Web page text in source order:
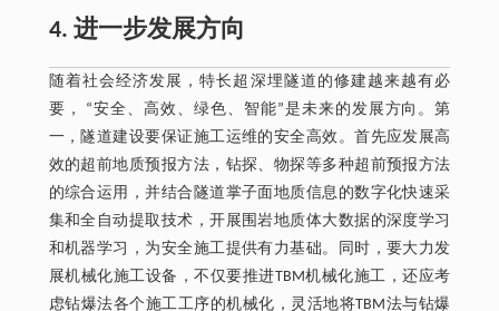
4. 进一步发展方向
随着社会经济发展，特长超深埋隧道的修建越来越有必
要， “安全、高效、绿色、智能”是未来的发展方向。第
一，隧道建设要保证施工运维的安全高效。首先应发展高
效的超前地质预报方法，钻探、物探等多种超前预报方法
的综合运用，并结合隧道掌子面地质信息的数字化快速采
集和全自动提取技术，开展围岩地质体大数据的深度学习
和机器学习，为安全施工提供有力基础。同时，要大力发
展机械化施工设备，不仅要推进TBM机械化施工，还应考
虑钻爆法各个施工工序的机械化，灵活地将TBM法与钻爆